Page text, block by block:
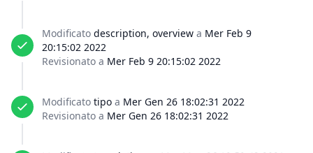
Modificato description, overview a Mer Feb 9
20:15:02 2022
Revisionato a Mer Feb 9 20:15:02 2022
Modificato tipo a Mer Gen 26 18:02:31 2022
Revisionato a Mer Gen 26 18:02:31 2022